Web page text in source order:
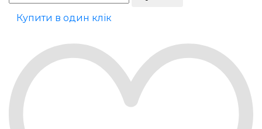
Купити в один клік